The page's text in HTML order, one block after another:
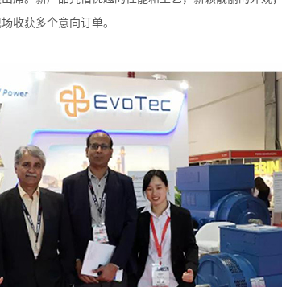
收获多个意向订单。